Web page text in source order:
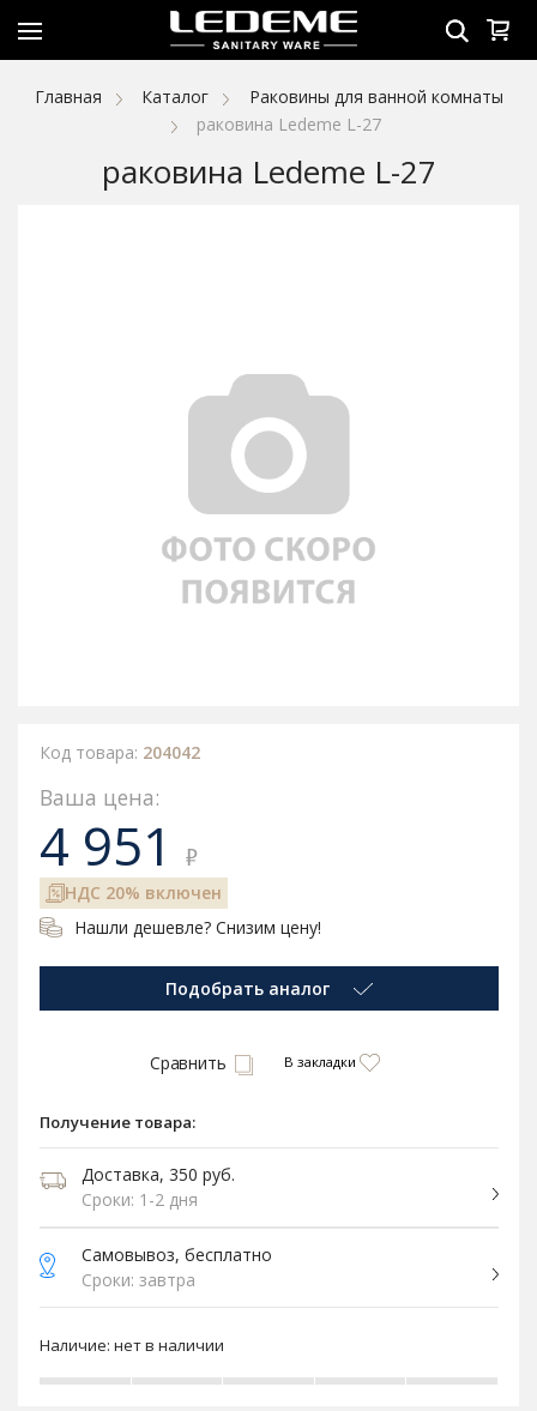
Главная Каталог
Раковины для ванной комнаты
раковина Ledeme L-27
раковина Ledeme L-27
Код товара: 204042
Ваша цена:
4 951 ₽
НДС 20% включен
Нашли дешевле? Снизим цену!
Подобрать аналог
Сравнить В закладки
Получение товара:
Доставка, 350 руб.
Сроки: 1-2 дня
Самовывоз, бесплатно
Сроки: завтра
Наличие: нет в наличии